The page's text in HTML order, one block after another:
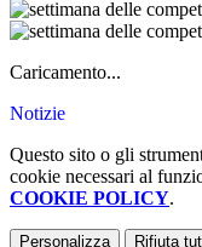
Caricamento...
Notizie
Questo sito o gli
cookie necessari al
COOKIE POLICY.
Personalizza Rifiuta